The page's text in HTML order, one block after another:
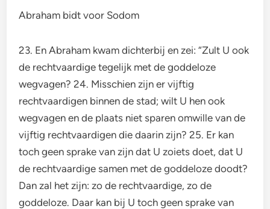
Abraham bidt voor Sodom
23. En Abraham kwam dichterbij en zei: “Zult U ook
de rechtvaardige tegelijk met de goddeloze
wegvagen? 24. Misschien zijn er vijftig
rechtvaardigen binnen de stad; wilt U hen ook
wegvagen en de plaats niet sparen omwille van de
vijftig rechtvaardigen die daarin zijn? 25. Er kan
toch geen sprake van zijn dat U zoiets doet, dat U
de rechtvaardige samen met de goddeloze doodt?
Dan zal het zijn: zo de rechtvaardige, zo de
goddeloze. Daar kan bij U toch geen sprake van